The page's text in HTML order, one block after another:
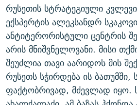
რუსეთის სტრატეგიული
ექსპერტის ალეკსანდრ
ანტიტერორისტული ცენტრის
არის მნიშვნელოვანი. მისი
შეუძლია თავი აარიდოს მის
რუსეთს სჭირდება ის ბათუმში,
ფაქტობრივად, მძევლად იყო.